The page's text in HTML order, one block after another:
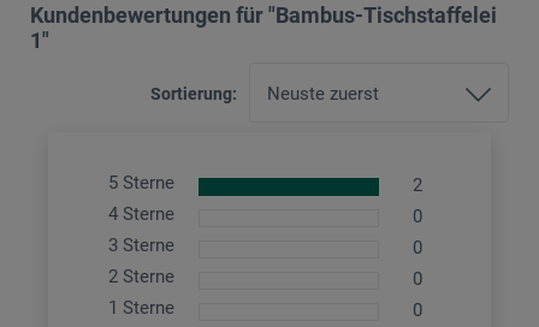
Kundenbewertungen für "Bambus-Tischstaffelei
1"
Sortierung:
5 Sterne
2
4 Sterne
0
3 Sterne
0
2 Sterne
0
1 Sterne
0